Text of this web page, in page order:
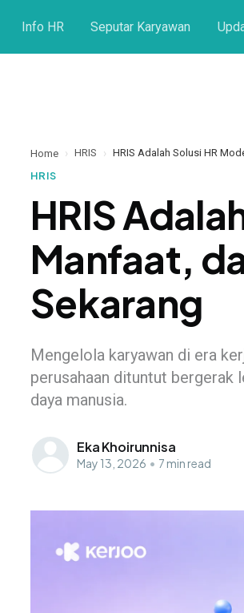
Info HR Seputar Karyawan
Home HRIS HRIS Adalah Solusi HR
HRIS
HRIS
Manfaat,
Sekarang
Mengelola karyawan di era
perusahaan dituntut bergerak
daya manusia.
Eka Khoirunnisa
May 13, 2026 • 7 min read